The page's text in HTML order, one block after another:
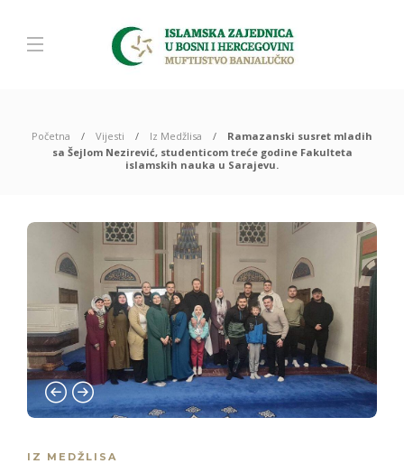
Početna Vijesti Iz Medžlisa
Ramazanski susret mladih
sa Šejlom Nezirević, studenticom treće godine Fakulteta
islamskih nauka u Sarajevu.
IZ MEDŽLISA